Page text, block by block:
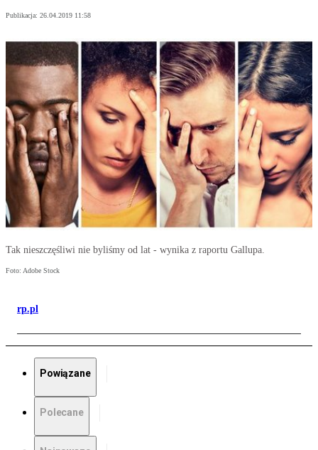
Publikacja: 26.04.2019 11:58
Tak nieszczęśliwi nie byliśmy od lat - wynika z raportu Gallupa.
Foto: Adobe Stock
rp.pl
Powiązane
Polecane